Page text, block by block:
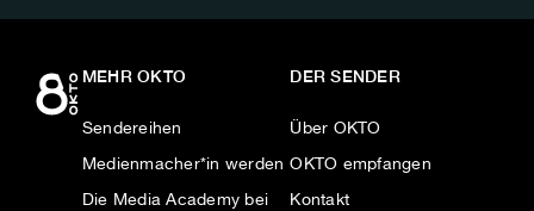
MEHR OKTO
Sendereihen
Medienmacher*in werden
Die Media Academy bei
DER SENDER
Über OKTO
OKTO empfangen
Kontakt